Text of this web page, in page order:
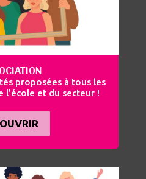
proposées à tous les
l’école et du secteur !